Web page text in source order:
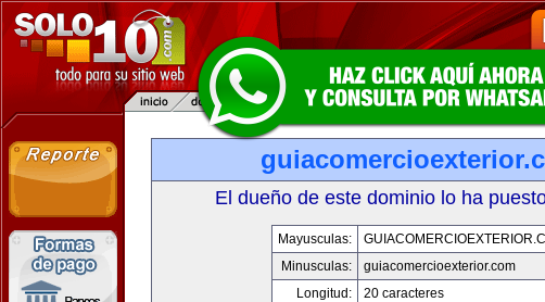
El dueño de este dominio lo ha
Mayusculas:
Minusculas:
guiacomercioexterior.com
Longitud:
20 caracteres